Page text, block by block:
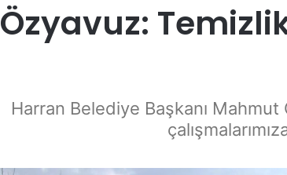
Özyavuz:
Harran Belediye Başkanı